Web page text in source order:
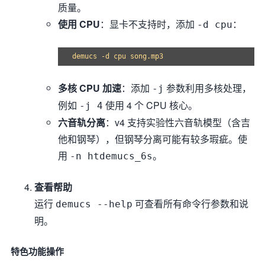
质量。
使用 CPU：显卡不支持时，添加 -d cpu ：
多核 CPU 加速：添加 -j 参数利用多核处理，
例如 -j 4 使用 4 个 CPU 核心。
六音轨分离：v4 支持实验性六音轨模型（含吉
他和钢琴），但钢琴分离可能有较多瑕疵。使
用 -n htdemucs_6s。
查看帮助
运行 demucs --help 可查看所有命令行参数和说
明。
特色功能操作